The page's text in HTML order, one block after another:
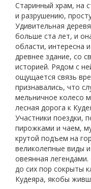
Старинный храм, на
и разрушению,
Удивительная
больше ста лет, и
области, интересна
древнее здание, со
историей. Рядом с
ощущается связь
признавались, что
мельничное колесо
лесная дорога к
Участники поездки,
пирожками и чаем,
крутой подъем на
великолепные виды
овеянная
до сих пор сокрыты
Кудеяра, якобы